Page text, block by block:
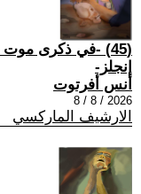
(45) -في ذكرى موت
إنجلز-
أنس أفرتوت
2026 / 8 / 8
الارشيف الماركسي